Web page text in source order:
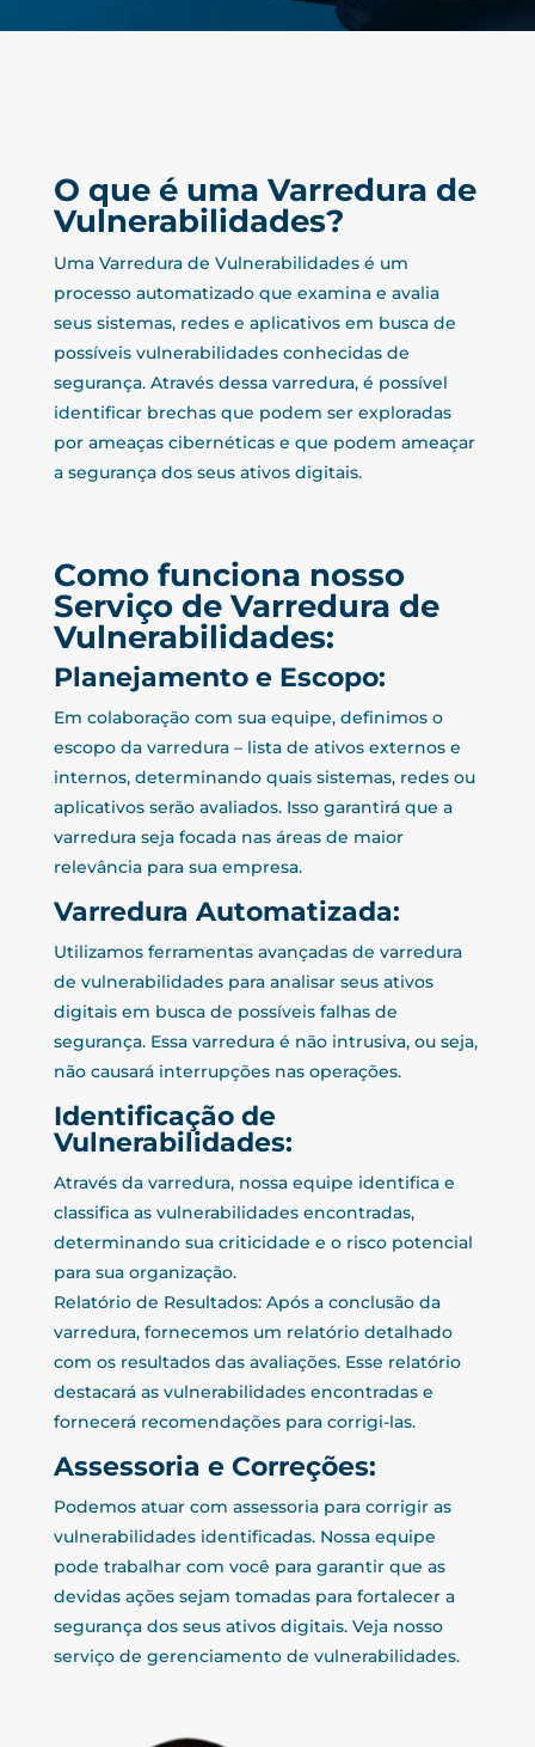
O que é uma Varredura de
Vulnerabilidades?
Uma Varredura de Vulnerabilidades é um
processo automatizado que examina e avalia
seus sistemas, redes e aplicativos em busca de
possíveis vulnerabilidades conhecidas de
segurança. Através dessa varredura, é possível
identificar brechas que podem ser exploradas
por ameaças cibernéticas e que podem ameaçar
a segurança dos seus ativos digitais.
Como funciona nosso
Serviço de Varredura de
Vulnerabilidades:
Planejamento e Escopo:
Em colaboração com sua equipe, definimos o
escopo da varredura – lista de ativos externos e
internos, determinando quais sistemas, redes ou
aplicativos serão avaliados. Isso garantirá que a
varredura seja focada nas áreas de maior
relevância para sua empresa.
Varredura Automatizada:
Utilizamos ferramentas avançadas de varredura
de vulnerabilidades para analisar seus ativos
digitais em busca de possíveis falhas de
segurança. Essa varredura é não intrusiva, ou seja,
não causará interrupções nas operações.
Identificação de
Vulnerabilidades:
Através da varredura, nossa equipe identifica e
classifica as vulnerabilidades encontradas,
determinando sua criticidade e o risco potencial
para sua organização.
Relatório de Resultados: Após a conclusão da
varredura, fornecemos um relatório detalhado
com os resultados das avaliações. Esse relatório
destacará as vulnerabilidades encontradas e
fornecerá recomendações para corrigi-las.
Assessoria e Correções:
Podemos atuar com assessoria para corrigir as
vulnerabilidades identificadas. Nossa equipe
pode trabalhar com você para garantir que as
devidas ações sejam tomadas para fortalecer a
segurança dos seus ativos digitais. Veja nosso
serviço de gerenciamento de vulnerabilidades.